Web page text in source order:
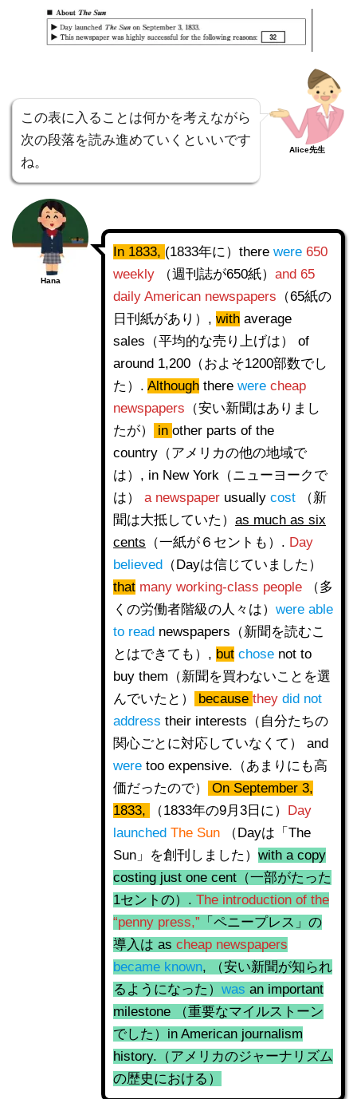
この表に入ることは何かを考えながら
次の段落を読み進めていくといいです
ね。
Alice先生
Hana
In 1833, (1833年に）there were 650
weekly
（週刊誌が650紙） and 65
daily American newspapers （65紙の
日刊紙があり）, with average
sales（平均的な売り上げは） of
around 1,200（およそ1200部数でし
た）. Although there were cheap
newspapers （安い新聞はありまし
たが）
in other parts of the
country（アメリカの他の地域で
は）, in New York（ニューヨークで
は）
a newspaper usually cost
（新
聞は大抵していた） as much as six
cents （一紙が６セントも）. Day
believed （Dayは信じていました）
that many working-class people
（多
くの労働者階級の人々は） were able
to read newspapers（新聞を読むこ
とはできても）, but chose not to
buy them（新聞を買わないことを選
んでいたと）
because they did not
address their interests（自分たちの
関心ごとに対応していなくて） and
were too expensive.（あまりにも高
価だったので）
On September 3,
1833,
（1833年の9月3日に） Day
launched The Sun
（Dayは「The
Sun」を創刊しました） with a copy
costing just one cent（一部がたった
1セントの）. The introduction of the
“penny press,” 「ペニープレス」の
導入は as cheap newspapers
became known, （安い新聞が知られ
るようになった） was an important
milestone （重要なマイルストーン
でした）in American journalism
history.（アメリカのジャーナリズム
の歴史における）